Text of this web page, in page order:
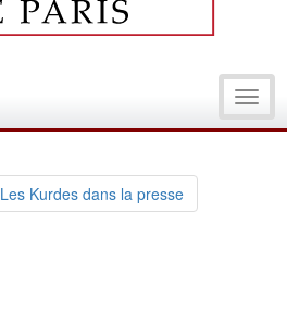
Les Kurdes dans la presse